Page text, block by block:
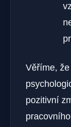
Věříme,
pozitivní